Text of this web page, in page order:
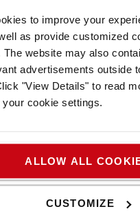
to improve your
as provide customized
The website may also
advertisements outside
"View Details" to read
cookie settings.
ALLOW ALL
CUSTOMIZE
att nå rätt pallplats och
och
Management
snabbaste rutten.